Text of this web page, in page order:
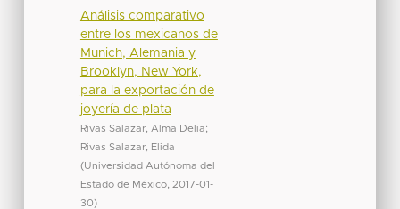
Análisis comparativo
entre los mexicanos de
Munich, Alemania y
Brooklyn, New York,
para la exportación de
joyería de plata
Rivas Salazar, Alma Delia;
Rivas Salazar, Elida
(Universidad Autónoma del
Estado de México, 2017-01-
30)